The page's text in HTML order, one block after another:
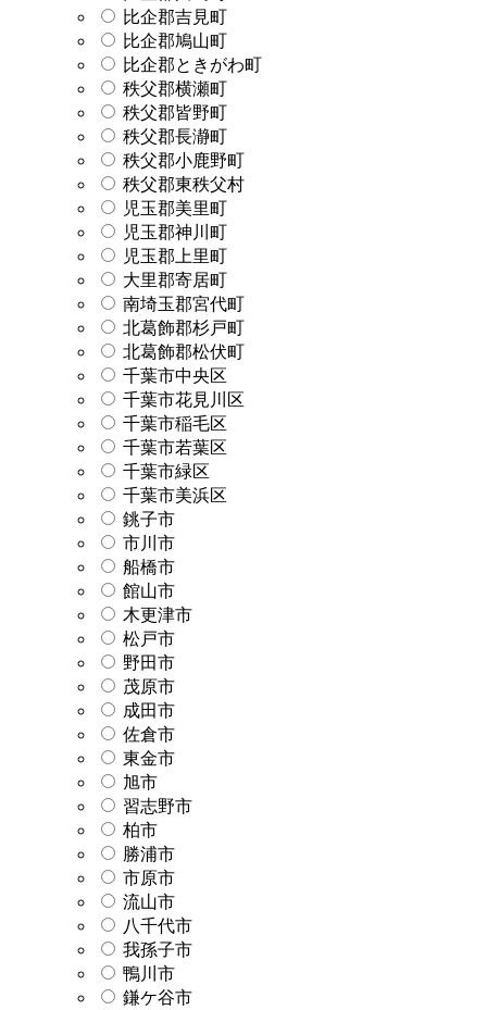
比企郡吉見町
比企郡鳩山町
比企郡ときがわ町
秩父郡横瀬町
秩父郡皆野町
秩父郡長瀞町
秩父郡小鹿野町
秩父郡東秩父村
児玉郡美里町
児玉郡神川町
児玉郡上里町
大里郡寄居町
南埼玉郡宮代町
北葛飾郡杉戸町
北葛飾郡松伏町
千葉市中央区
千葉市花見川区
千葉市稲毛区
千葉市若葉区
千葉市緑区
千葉市美浜区
銚子市
市川市
船橋市
館山市
木更津市
松戸市
野田市
茂原市
成田市
佐倉市
東金市
旭市
習志野市
柏市
勝浦市
市原市
流山市
八千代市
我孫子市
鴨川市
鎌ケ谷市